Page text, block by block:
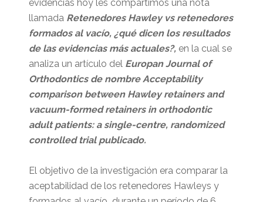
evidencias hoy les compartimos una nota
llamada Retenedores Hawley vs retenedores
formados al vacío, ¿qué dicen los resultados
de las evidencias más actuales?,en la cual se
analiza un artículo del Europan Journal of
Orthodontics de nombre Acceptability
comparison between Hawley retainers and
vacuum-formed retainers in orthodontic
adult patients: a single-centre, randomized
controlled trial publicado.
El objetivo de la investigación era comparar la
aceptabilidad de los retenedores Hawleys y